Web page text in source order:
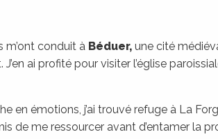
m’ont conduit à Béduer, une cité
ai profité pour visiter l’église
en émotions, j’ai trouvé refuge à La
de me ressourcer avant d’entamer la